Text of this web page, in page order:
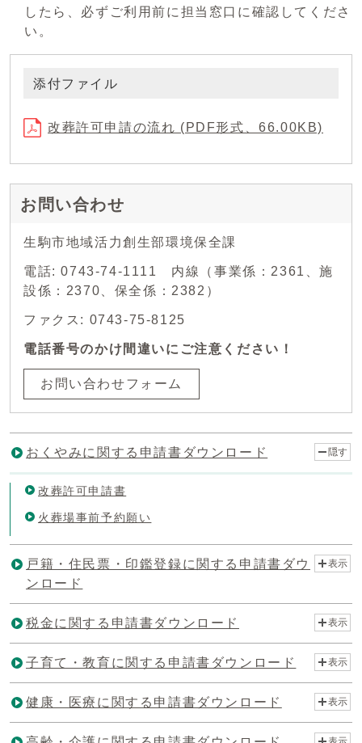
したら、必ずご利用前に担当窓口に確認してくださ
い。
添付ファイル
改葬許可申請の流れ (PDF形式、66.00KB)
お問い合わせ
生駒市地域活力創生部環境保全課
電話: 0743-74-1111 内線（事業係：2361、施
設係：2370、保全係：2382）
ファクス: 0743-75-8125
電話番号のかけ間違いにご注意ください！
お問い合わせフォーム
おくやみに関する申請書ダウンロード 隠す
改葬許可申請書
火葬場事前予約願い
戸籍・住民票・印鑑登録に関する申請書ダウ
ンロード
表示
税金に関する申請書ダウンロード 表示
子育て・教育に関する申請書ダウンロード 表示
健康・医療に関する申請書ダウンロード 表示